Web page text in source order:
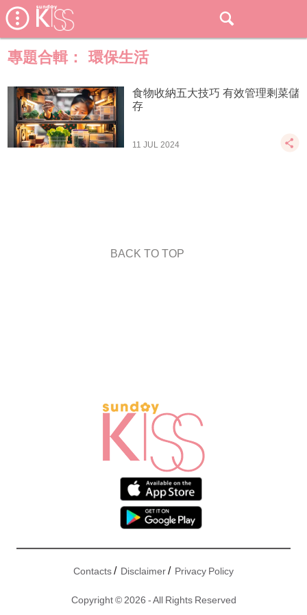
專題合輯： 環保生活
食物收納五大技巧 有效管理剩菜儲
存
11 JUL 2024
BACK TO TOP
Contacts/ Disclaimer/ Privacy Policy
Copyright © 2026 - All Rights Reserved